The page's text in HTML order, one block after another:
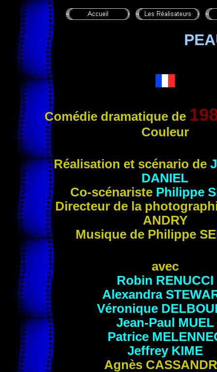
Comédie dramatique de
Couleur
Réalisation et scénario de
DANIEL
Co-scénariste Philippe
Directeur de la
ANDRY
Musique de Philippe
avec
Robin RENUCCI
Alexandra
Véronique
Jean-Paul MUEL
Patrice
Jeffrey KIME
Agnès